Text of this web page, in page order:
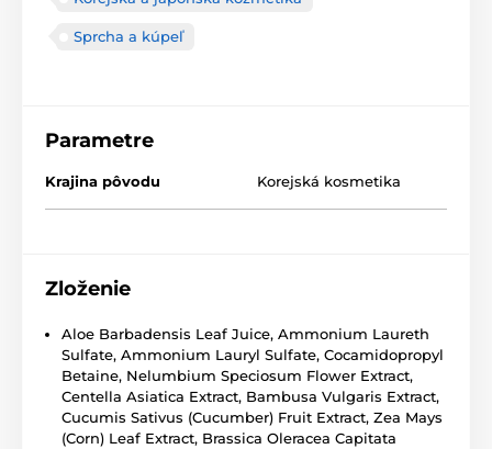
Sprcha a kúpeľ
Parametre
Krajina pôvodu Korejská kosmetika
Zloženie
Aloe Barbadensis Leaf Juice, Ammonium Laureth
Sulfate, Ammonium Lauryl Sulfate, Cocamidopropyl
Betaine, Nelumbium Speciosum Flower Extract,
Centella Asiatica Extract, Bambusa Vulgaris Extract,
Cucumis Sativus (Cucumber) Fruit Extract, Zea Mays
(Corn) Leaf Extract, Brassica Oleracea Capitata